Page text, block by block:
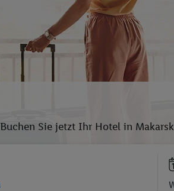
Buchen Sie jetzt Ihr Hotel in